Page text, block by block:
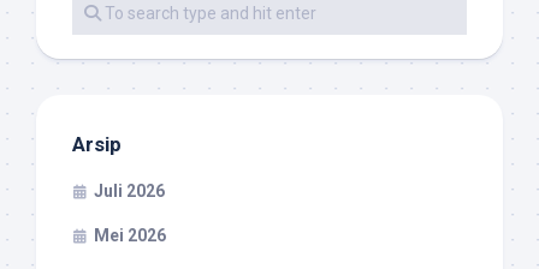
Arsip
Juli 2026
Mei 2026